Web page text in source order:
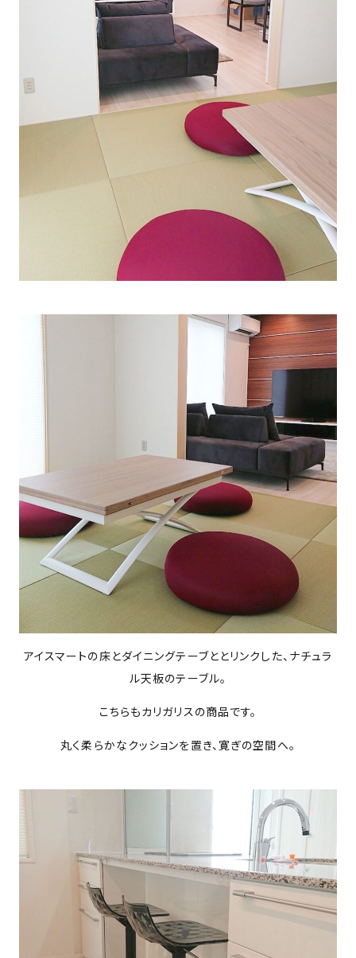
アイスマートの床とダイニングテーブととリンクした、ナチュラ
ル天板のテーブル。
こちらもカリガリスの商品です。
丸く柔らかなクッションを置き、寛ぎの空間へ。